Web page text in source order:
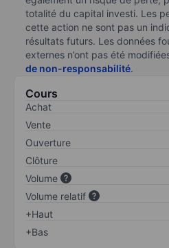
totalité du capital investi. Les
cette action ne sont pas un
résultats futurs. Les données
externes n’ont pas été
de non-responsabilité.
Cours
Achat
Vente
Ouverture
Clôture
Volume
Volume relatif
+Haut
+Bas